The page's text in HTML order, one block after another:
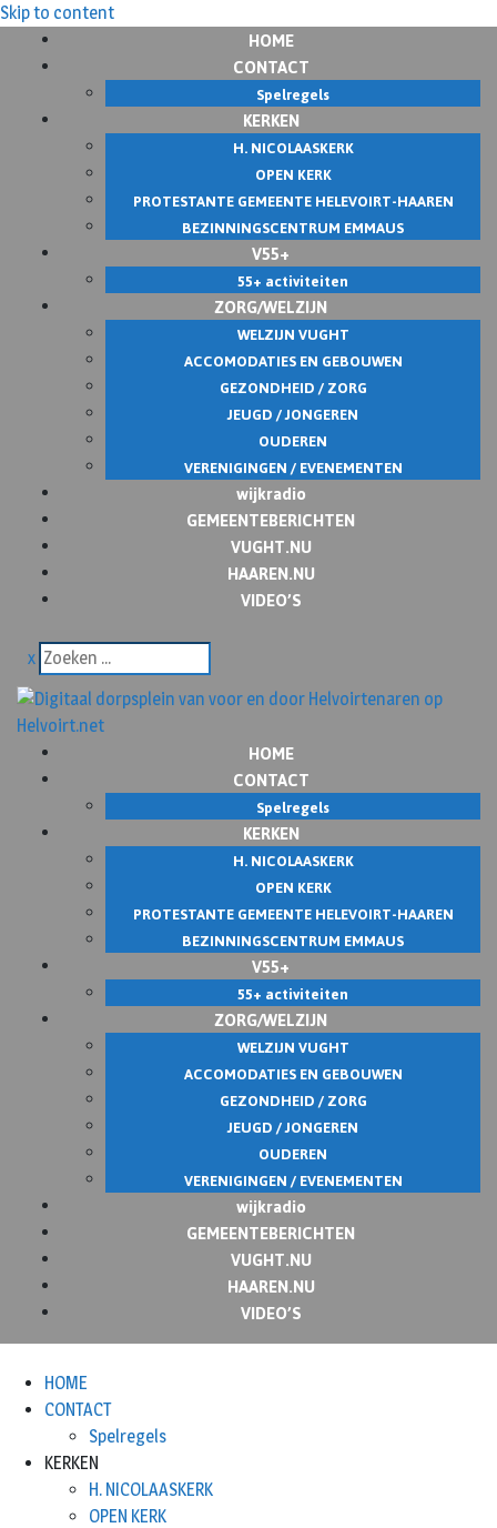
Skip to content
HOME
CONTACT
Spelregels
KERKEN
H. NICOLAASKERK
OPEN KERK
PROTESTANTE GEMEENTE HELEVOIRT-HAAREN
BEZINNINGSCENTRUM EMMAUS
V55+
55+ activiteiten
ZORG/WELZIJN
WELZIJN VUGHT
ACCOMODATIES EN GEBOUWEN
GEZONDHEID / ZORG
JEUGD / JONGEREN
OUDEREN
VERENIGINGEN / EVENEMENTEN
wijkradio
GEMEENTEBERICHTEN
VUGHT.NU
HAAREN.NU
VIDEO’S
x
HOME
CONTACT
Spelregels
KERKEN
H. NICOLAASKERK
OPEN KERK
PROTESTANTE GEMEENTE HELEVOIRT-HAAREN
BEZINNINGSCENTRUM EMMAUS
V55+
55+ activiteiten
ZORG/WELZIJN
WELZIJN VUGHT
ACCOMODATIES EN GEBOUWEN
GEZONDHEID / ZORG
JEUGD / JONGEREN
OUDEREN
VERENIGINGEN / EVENEMENTEN
wijkradio
GEMEENTEBERICHTEN
VUGHT.NU
HAAREN.NU
VIDEO’S
HOME
CONTACT
Spelregels
KERKEN
H. NICOLAASKERK
OPEN KERK